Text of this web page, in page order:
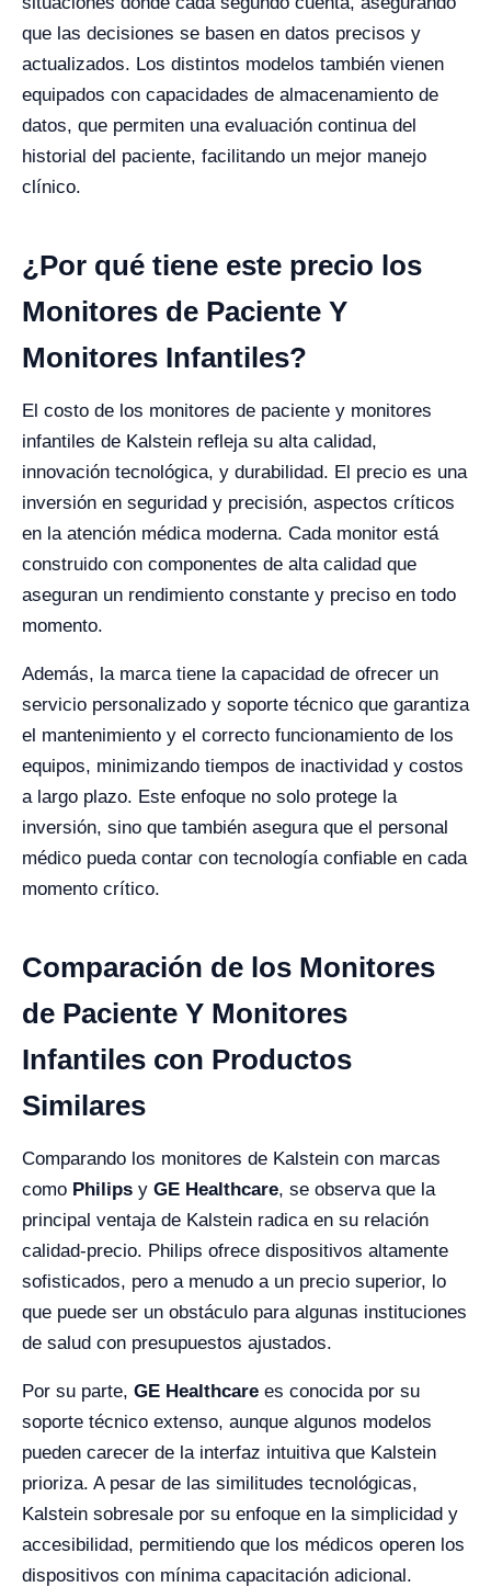
que las decisiones se basen en datos precisos y
actualizados. Los distintos modelos también vienen
equipados con capacidades de almacenamiento de
datos, que permiten una evaluación continua del
historial del paciente, facilitando un mejor manejo
clínico.
¿Por qué tiene este precio los
Monitores de Paciente Y
Monitores Infantiles?
El costo de los monitores de paciente y monitores
infantiles de Kalstein refleja su alta calidad,
innovación tecnológica, y durabilidad. El precio es una
inversión en seguridad y precisión, aspectos críticos
en la atención médica moderna. Cada monitor está
construido con componentes de alta calidad que
aseguran un rendimiento constante y preciso en todo
momento.
Además, la marca tiene la capacidad de ofrecer un
servicio personalizado y soporte técnico que garantiza
el mantenimiento y el correcto funcionamiento de los
equipos, minimizando tiempos de inactividad y costos
a largo plazo. Este enfoque no solo protege la
inversión, sino que también asegura que el personal
médico pueda contar con tecnología confiable en cada
momento crítico.
Comparación de los Monitores
de Paciente Y Monitores
Infantiles con Productos
Similares
Comparando los monitores de Kalstein con marcas
como Philips y GE Healthcare, se observa que la
principal ventaja de Kalstein radica en su relación
calidad-precio. Philips ofrece dispositivos altamente
sofisticados, pero a menudo a un precio superior, lo
que puede ser un obstáculo para algunas instituciones
de salud con presupuestos ajustados.
Por su parte, GE Healthcare es conocida por su
soporte técnico extenso, aunque algunos modelos
pueden carecer de la interfaz intuitiva que Kalstein
prioriza. A pesar de las similitudes tecnológicas,
Kalstein sobresale por su enfoque en la simplicidad y
accesibilidad, permitiendo que los médicos operen los
dispositivos con mínima capacitación adicional.